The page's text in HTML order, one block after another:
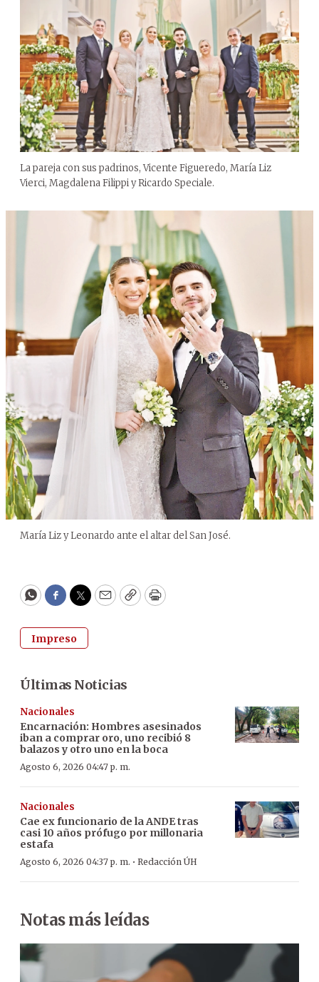
La pareja con sus padrinos, Vicente Figueredo, María Liz
Vierci, Magdalena Filippi y Ricardo Speciale.
María Liz y Leonardo ante el altar del San José.
WhatsApp
Facebook
Twitter
EmailCopyPrint
Impreso
Últimas Noticias
Nacionales
Encarnación: Hombres asesinados
iban a comprar oro, uno recibió 8
balazos y otro uno en la boca
Agosto 6, 2026 04:47 p. m.
Nacionales
Cae ex funcionario de la ANDE tras
casi 10 años prófugo por millonaria
estafa
Agosto 6, 2026 04:37 p. m. · Redacción ÚH
Notas más leídas